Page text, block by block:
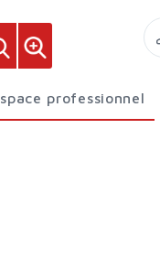
Espace professionnel